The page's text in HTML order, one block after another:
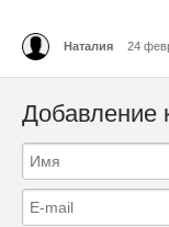
Наталия 24
Добавление